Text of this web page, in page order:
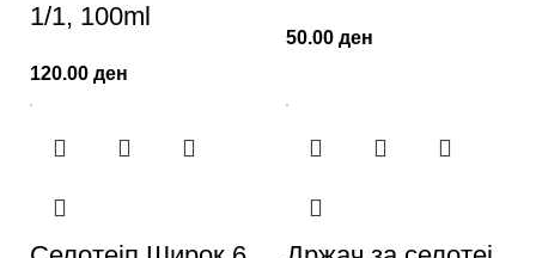
1/1, 100ml
120.00 ден
50.00 ден